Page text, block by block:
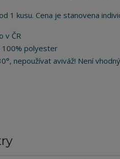
1 kusu. Cena je stanovena
v ČR
100% polyester
nepoužívat aviváž! Není